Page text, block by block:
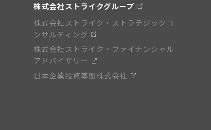
株式会社ストライクグループ
株式会社ストライク・ストラテジックコ
ンサルティング
株式会社ストライク・ファイナンシャル
アドバイザリー
日本企業投資基盤株式会社